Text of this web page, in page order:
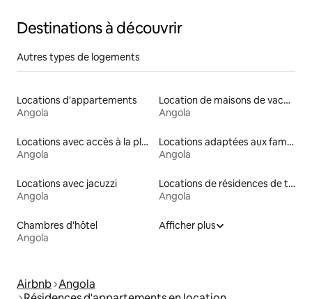
Destinations à découvrir
Autres types de logements
Locations d'appartements
Angola
Location de maisons de vacances
Angola
Locations avec accès à la plage
Angola
Locations adaptées aux familles
Angola
Locations avec jacuzzi
Angola
Locations de résidences de tourisme
Angola
Chambres d'hôtel
Angola
Afficher plus
Airbnb Angola